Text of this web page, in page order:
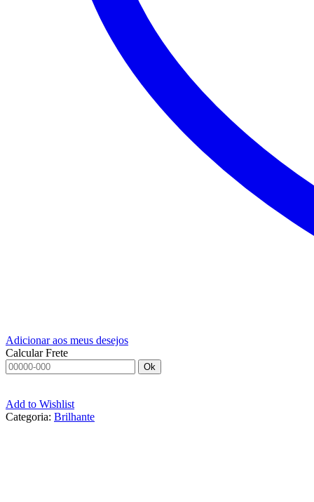
Adicionar aos meus desejos
Calcular Frete
Ok
Add to Wishlist
Categoria: Brilhante